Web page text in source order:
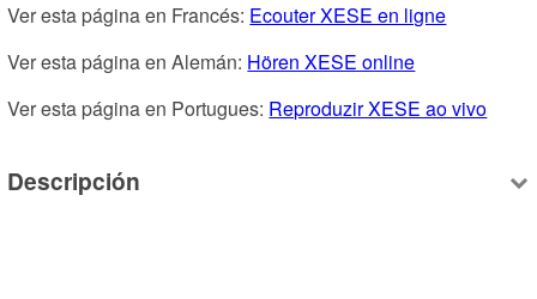
Ver esta página en Francés: Ecouter XESE en ligne
Ver esta página en Alemán: Hören XESE online
Ver esta página en Portugues: Reproduzir XESE ao vivo
Descripción